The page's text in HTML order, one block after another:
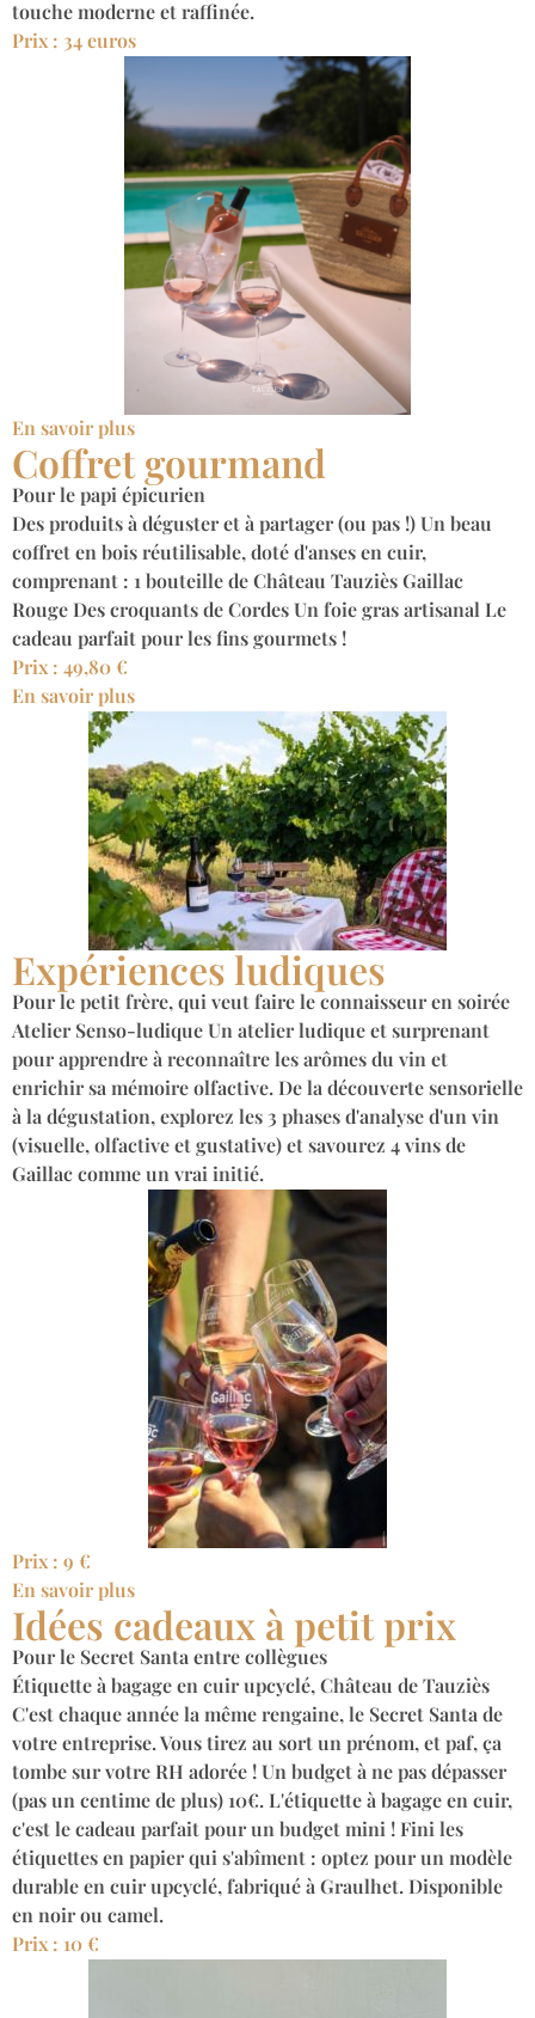
touche moderne et raffinée.
Prix : 34 euros
En savoir plus
Coffret gourmand
Pour le papi épicurien
Des produits à déguster et à partager (ou pas !) Un beau
coffret en bois réutilisable, doté d'anses en cuir,
comprenant : 1 bouteille de Château Tauziès Gaillac
Rouge Des croquants de Cordes Un foie gras artisanal Le
cadeau parfait pour les fins gourmets !
Prix : 49,80 €
En savoir plus
Expériences ludiques
Pour le petit frère, qui veut faire le connaisseur en soirée
Atelier Senso-ludique Un atelier ludique et surprenant
pour apprendre à reconnaître les arômes du vin et
enrichir sa mémoire olfactive. De la découverte sensorielle
à la dégustation, explorez les 3 phases d'analyse d'un vin
(visuelle, olfactive et gustative) et savourez 4 vins de
Gaillac comme un vrai initié.
Prix : 9 €
En savoir plus
Idées cadeaux à petit prix
Pour le Secret Santa entre collègues
Étiquette à bagage en cuir upcyclé, Château de Tauziès
C'est chaque année la même rengaine, le Secret Santa de
votre entreprise. Vous tirez au sort un prénom, et paf, ça
tombe sur votre RH adorée ! Un budget à ne pas dépasser
(pas un centime de plus) 10€. L'étiquette à bagage en cuir,
c'est le cadeau parfait pour un budget mini ! Fini les
étiquettes en papier qui s'abîment : optez pour un modèle
durable en cuir upcyclé, fabriqué à Graulhet. Disponible
en noir ou camel.
Prix : 10 €